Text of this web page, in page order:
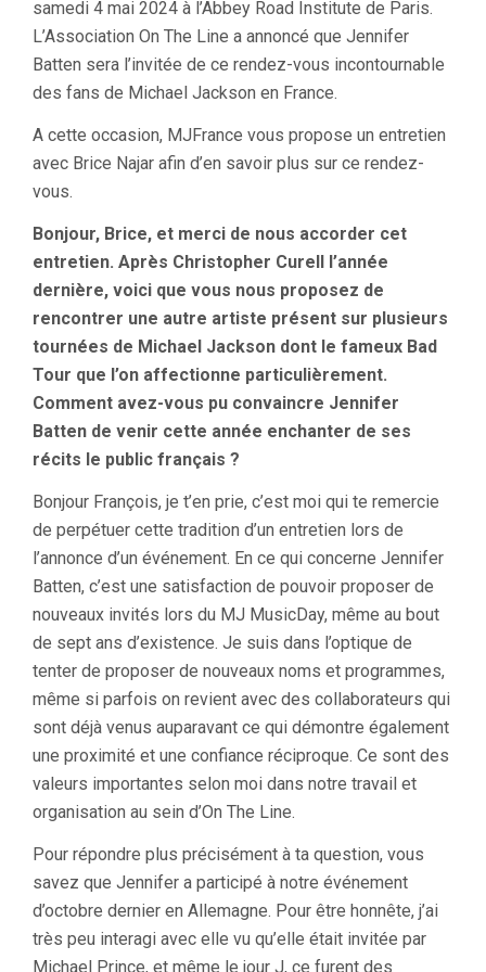
samedi 4 mai 2024 à l’Abbey Road Institute de Paris.
L’Association On The Line a annoncé que Jennifer
Batten sera l’invitée de ce rendez-vous incontournable
des fans de Michael Jackson en France.
A cette occasion, MJFrance vous propose un entretien
avec Brice Najar afin d’en savoir plus sur ce rendez-
vous.
Bonjour, Brice, et merci de nous accorder cet
entretien. Après Christopher Curell l’année
dernière, voici que vous nous proposez de
rencontrer une autre artiste présent sur plusieurs
tournées de Michael Jackson dont le fameux Bad
Tour que l’on affectionne particulièrement.
Comment avez-vous pu convaincre Jennifer
Batten de venir cette année enchanter de ses
récits le public français ?
Bonjour François, je t’en prie, c’est moi qui te remercie
de perpétuer cette tradition d’un entretien lors de
l’annonce d’un événement. En ce qui concerne Jennifer
Batten, c’est une satisfaction de pouvoir proposer de
nouveaux invités lors du MJ MusicDay, même au bout
de sept ans d’existence. Je suis dans l’optique de
tenter de proposer de nouveaux noms et programmes,
même si parfois on revient avec des collaborateurs qui
sont déjà venus auparavant ce qui démontre également
une proximité et une confiance réciproque. Ce sont des
valeurs importantes selon moi dans notre travail et
organisation au sein d’On The Line.
Pour répondre plus précisément à ta question, vous
savez que Jennifer a participé à notre événement
d’octobre dernier en Allemagne. Pour être honnête, j’ai
très peu interagi avec elle vu qu’elle était invitée par
Michael Prince, et même le jour J, ce furent des